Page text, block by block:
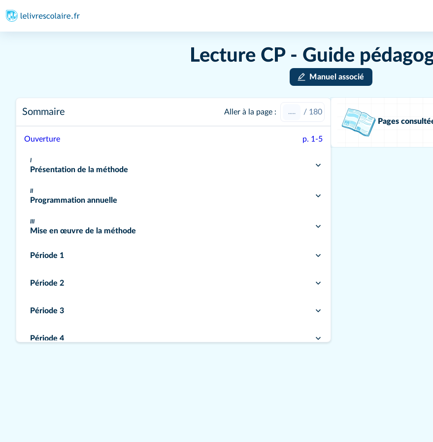
Lecture CP - Guide
Manuel associé
Sommaire Aller à la page : / 180
Ouverture p. 1-5
I
Présentation de la méthode
II
Programmation annuelle
III
Mise en œuvre de la méthode
Période 1
Période 2
Période 3
Période 4
Pages